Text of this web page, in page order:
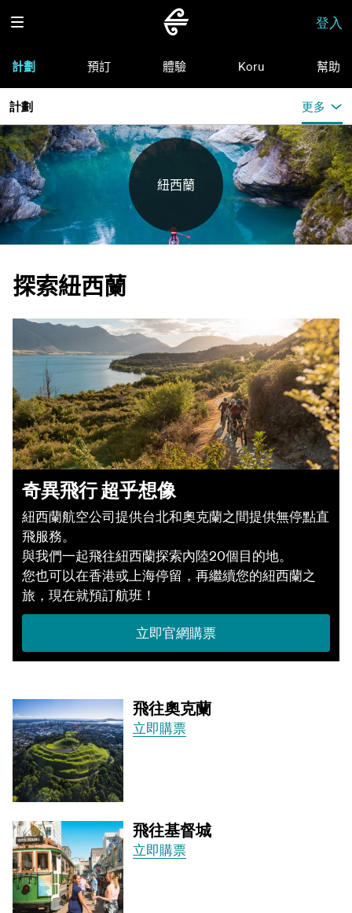
登入
計劃 預訂 體驗 Koru 幫助
計劃 更多
紐西蘭
探索紐西蘭
奇異飛行 超乎想像
紐西蘭航空公司提供台北和奧克蘭之間提供無停點直
飛服務。
與我們一起飛往紐西蘭探索內陸20個目的地。
您也可以在香港或上海停留，再繼續您的紐西蘭之
旅，現在就預訂航班！
立即官網購票
飛往奧克蘭
立即購票
飛往基督城
立即購票